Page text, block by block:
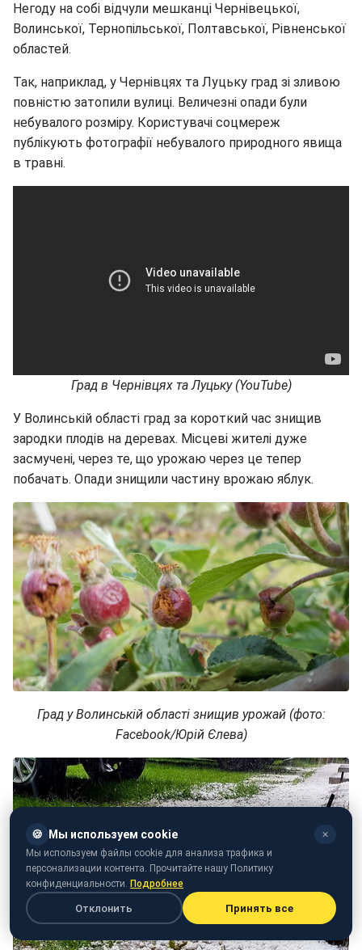
Негоду на собі відчули мешканці Чернівецької,
Волинської, Тернопільської, Полтавської, Рівненської
областей.
Так, наприклад, у Чернівцях та Луцьку град зі зливою
повністю затопили вулиці. Величезні опади були
небувалого розміру. Користувачі соцмереж
публікують фотографії небувалого природного явища
в травні.
Град в Чернівцях та Луцьку (YouTube)
У Волинській області град за короткий час знищив
зародки плодів на деревах. Місцеві жителі дуже
засмучені, через те, що урожаю через це тепер
побачать. Опади знищили частину врожаю яблук.
Град у Волинській області знищив урожай (фото:
Facebook/Юрій Єлева)
🍪 Мы используем cookie ✕
Мы используем файлы cookie для анализа трафика и
персонализации контента. Прочитайте нашу Политику
конфиденциальности. Подробнее
Отклонить Принять все